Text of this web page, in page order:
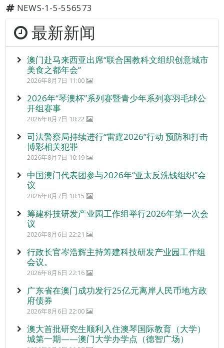
NEWS-1-5-556573
最新新闻
澳门赴马来西亚出席“联合国教科文组织创意城市
美食之都年会”
2026年8月7日 11:00
2026年“琴澳杯”系列赛暨青少年系列赛羽毛球公
开组赛事
2026年8月7日 10:22
司法警察局持续进行“雷霆2026”行动 预防和打击
博彩相关犯罪
2026年8月7日 10:19
中国澳门代表团参与2026年“亚太反洗钱组织”会
议
2026年8月7日 10:15
筹建科技研发产业园工作组举行2026年第一次会
议
2026年8月6日 22:21
行政长官岑浩辉主持筹建科技研发产业园工作组
会议。
2026年8月6日 22:16
广东省在澳门成功发行25亿元离岸人民币地方政
府债券
2026年8月6日 22:00
澳大首批研究生顺利入住澳琴国际教育（大学）
城第一期——澳门大学办学点（德智广场）